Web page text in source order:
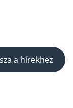
a hírekhez